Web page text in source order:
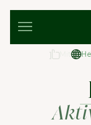
Mit 100